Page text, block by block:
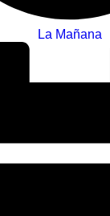
La Mañana